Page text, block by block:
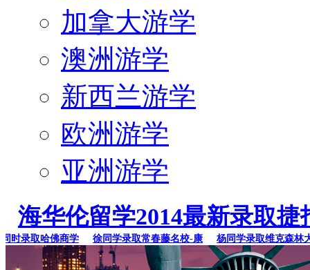
加拿大游学
澳洲游学
新西兰游学
欧洲游学
亚洲游学
海华伦留学2014最新录取捷
录取哈佛商学 徐同学录取常春藤名校-康 杨同学录取维克森林大学